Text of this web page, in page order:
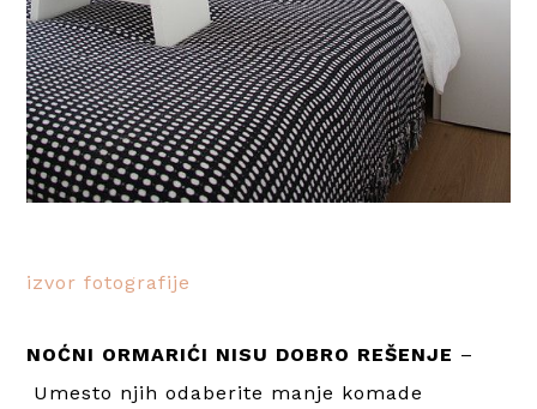
izvor fotografije
NOĆNI ORMARIĆI NISU DOBRO REŠENJE –
Umesto njih odaberite manje komade